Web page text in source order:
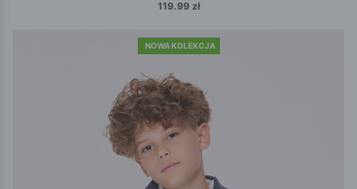
119.99 zł
NOWA KOLEKCJA